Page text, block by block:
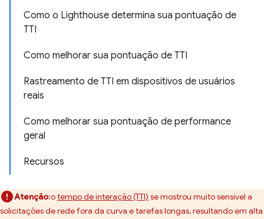
Como o Lighthouse determina sua pontuação de
TTI
Como melhorar sua pontuação de TTI
Rastreamento de TTI em dispositivos de usuários
reais
Como melhorar sua pontuação de performance
geral
Recursos
Atenção:otempo de interação (TTI) se mostrou muito sensível a
solicitações de rede fora da curva e tarefas longas, resultando em alta